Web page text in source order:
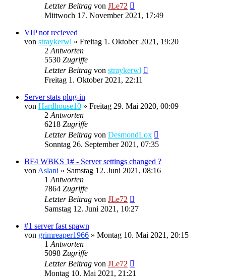
Letzter Beitrag von JLe72
Mittwoch 17. November 2021, 17:49
VIP not recieved
von straykerwl » Freitag 1. Oktober 2021, 19:20
2 Antworten
5530 Zugriffe
Letzter Beitrag von straykerwl
Freitag 1. Oktober 2021, 22:11
Server stats plug-in
von Hardhouse10 » Freitag 29. Mai 2020, 00:09
2 Antworten
6218 Zugriffe
Letzter Beitrag von DesmondLox
Sonntag 26. September 2021, 07:35
BF4 WBKS 1# - Server settings changed ?
von Aslani » Samstag 12. Juni 2021, 08:16
1 Antworten
7864 Zugriffe
Letzter Beitrag von JLe72
Samstag 12. Juni 2021, 10:27
#1 server fast spawn
von grimreaper1966 » Montag 10. Mai 2021, 20:15
1 Antworten
5098 Zugriffe
Letzter Beitrag von JLe72
Montag 10. Mai 2021, 21:21